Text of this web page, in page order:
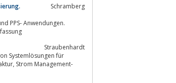
Schramberg
PPS- Anwendungen.
Straubenhardt